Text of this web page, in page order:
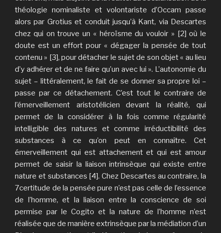
théologie nominaliste et volontariste d’Occam passe
alors par Grotius et conduit jusqu’à Kant, via Descartes
chez qui on trouve un « héroïsme du vouloir » [2] où le
doute est un effort pour « dégager la pensée de tout
contenu » [3], pour détacher le sujet de son objet « au lieu
d’y adhérer et de ne faire qu’un avec lui ». L’autonomie du
sujet – littéralement, le fait de se donner sa propre loi –
passe par ce détachement. C’est tout le contraire de
l’émerveillement aristotélicien devant la réalité, qui
permet de la considérer à la fois comme régularité
intelligible des natures et comme irréductibilité des
substances à ce qu’on peut en connaître. Cet
émerveillement qui est attachement et qui est amour
permet de saisir la liaison intrinsèque qui existe entre
nature et substances [4]. Chez Descartes au contraire, la
7certitude de la pensée pure n’est pas celle de l’essence
de l’homme, et la liaison entre la conscience de soi
permise par le Cogito et la nature de l’homme n’est
réalisée que de manière extrinsèque par la médiation d’un